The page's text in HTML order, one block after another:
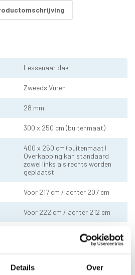
Details Over
Lessenaar dak
Zweeds Vuren
28 mm
300 x 250 cm (buitenmaat)
400 x 250 cm (buitenmaat)
Overkapping kan standaard
zowel links als rechts worden
geplaatst
Voor 217 cm / achter 207 cm
Voor 222 cm / achter 212 cm
10 x 10 cm - 1 stuks incl.